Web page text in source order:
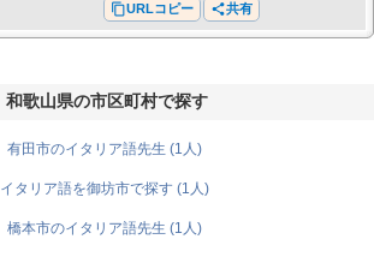
content_copyURLコピー share共有
和歌山県の市区町村で探す
有田市のイタリア語先生 (1人)
イタリア語を御坊市で探す (1人)
橋本市のイタリア語先生 (1人)